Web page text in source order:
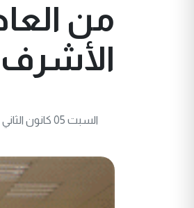
من
الأشرف
السبت 05 كانون الثاني 2008